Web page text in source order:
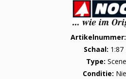
Artikelnummer
Schaal 1:87
Type
Conditie